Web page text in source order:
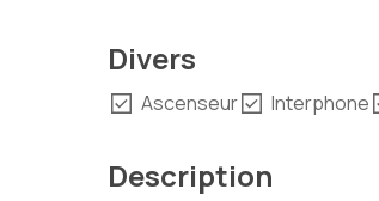
Divers
Ascenseur Interphone
Description